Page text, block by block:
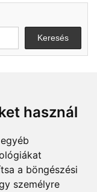
használ
a böngészési
személyre
Keresés
t